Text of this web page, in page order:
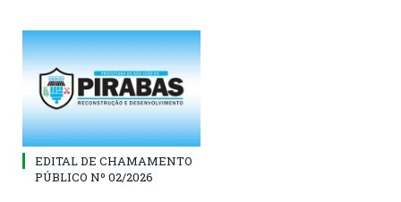
EDITAL DE CHAMAMENTO
PÚBLICO Nº 02/2026